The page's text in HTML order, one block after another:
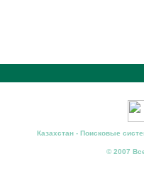
Казахстан - Поисковые
© 2007